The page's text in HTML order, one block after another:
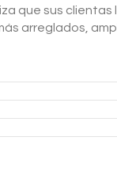
que sus clientas
arreglados,